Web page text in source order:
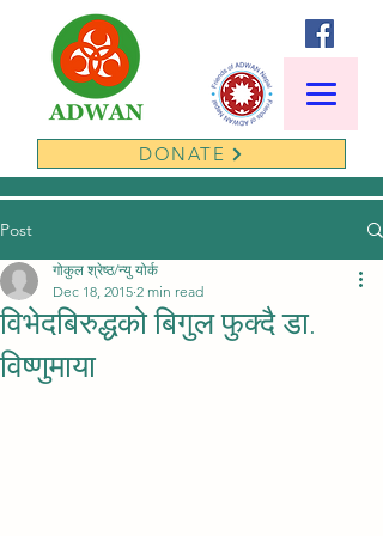
DONATE
Post
विभेदबिरुद्धको बिगुल फुक्दै डा.
विष्णुमाया
गोकुल श्रेष्ठ/न्यु योर्क
Dec 18, 2015 2 min read